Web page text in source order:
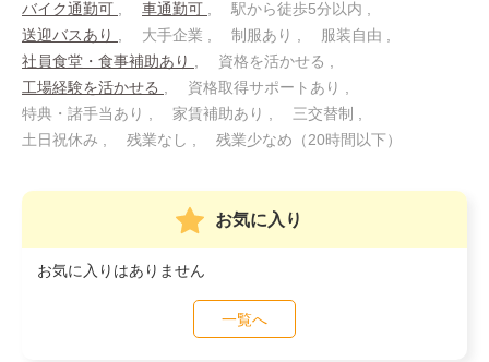
バイク通勤可 車通勤可
駅から徒歩5分以内
送迎バスあり
大手企業 制服あり
服装自由
社員食堂・食事補助あり
資格を活かせる
工場経験を活かせる
資格取得サポートあり
特典・諸手当あり
家賃補助あり
三交替制
土日祝休み
残業なし 残業少なめ（20時間以下）
お気に入り
お気に入りはありません
一覧へ